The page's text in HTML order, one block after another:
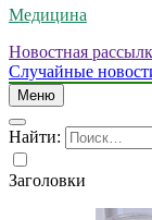
Медицина
Новостная
Случайные
Меню
Найти:
Заголовки